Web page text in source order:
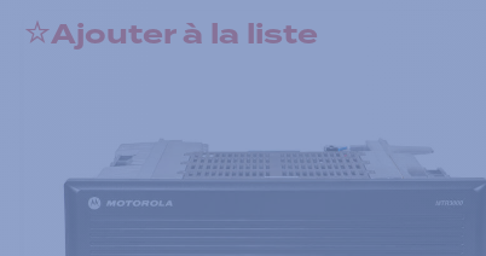
Ajouter à la liste